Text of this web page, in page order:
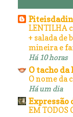
LENTILHA
+ salada de
mineira e
Há 10 horas
O tacho da
O nome da
Há um dia
Expressão
EM TODOS